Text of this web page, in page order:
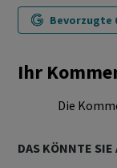
Bevorzugte
Ihr
Die
DAS KÖNNTE